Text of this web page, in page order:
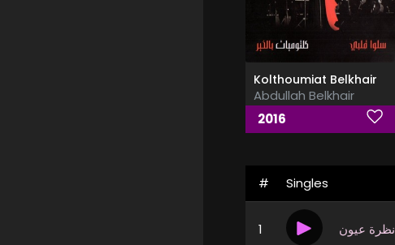
Kolthoumiat Belkhair
Abdullah Belkhair
2016
# Singles
1 نظرة عيون